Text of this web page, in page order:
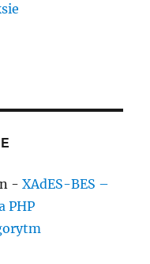
-XAdES-BES –
PHP